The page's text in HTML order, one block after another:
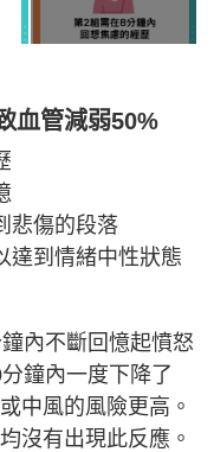
血管減弱50%
悲傷的段落
達到情緒中性狀態
內不斷回憶起憤怒
鐘內一度下降了
中風的風險更高。
沒有出現此反應。